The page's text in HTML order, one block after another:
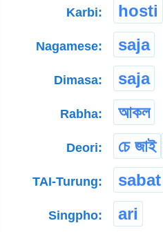
Karbi: hosti
Nagamese: saja
Dimasa: saja
Rabha: আকল
Deori: চে জাই
TAI-Turung: sabat
Singpho: ari